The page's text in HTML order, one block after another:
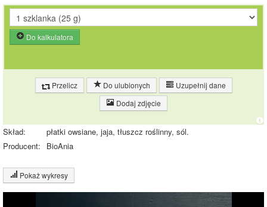
Do kalkulatora
Przelicz Do ulubionych
Uzupełnij dane
Dodaj zdjęcie
Skład:
płatki owsiane, jaja, tłuszcz roślinny, sól.
Producent:
BioAnia
Pokaż wykresy
Wykres składu produktu